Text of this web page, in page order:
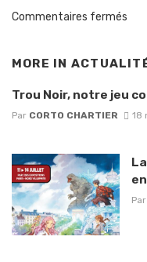
Commentaires fermés
MORE IN
Trou Noir, notre jeu
Par CORTO CHARTIER 18
Par